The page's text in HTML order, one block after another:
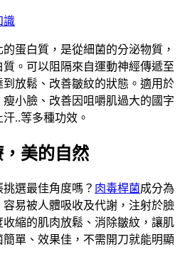
識
蛋白質，是從細菌的分泌物質，
。可以阻隔來自運動神經傳遞至
放鬆、改善皺紋的狀態。適用於
小臉、改善因咀嚼肌過大的國字
..等多種功效。
美的自然
選最佳角度嗎？ 肉毒桿菌成分為
易被人體吸收及代謝，注射於臉
縮的肌肉放鬆、消除皺紋，讓肌
單、效果佳，不需開刀就能明顯